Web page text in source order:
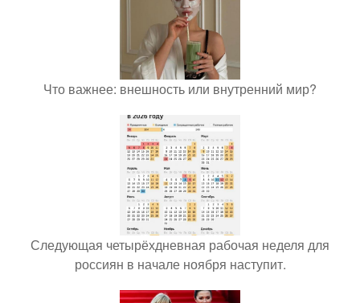
Что важнее: внешность или внутренний мир?
Следующая четырёхдневная рабочая неделя для
россиян в начале ноября наступит.